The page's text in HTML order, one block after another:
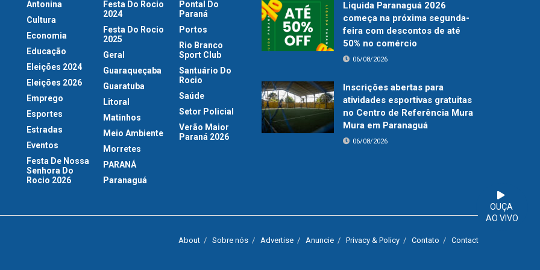
OUÇA
AO VIVO
Antonina
Cultura
Economia
Educação
Eleições 2024
Eleições 2026
Emprego
Esportes
Estradas
Eventos
Festa De Nossa
Senhora Do
Rocio 2026
Festa Do Rocio
2024
Festa Do Rocio
2025
Geral
Guaraqueçaba
Guaratuba
Litoral
Matinhos
Meio Ambiente
Morretes
PARANÁ
Paranaguá
Pontal Do
Paraná
Portos
Rio Branco
Sport Club
Santuário Do
Rocio
Saúde
Setor Policial
Verão Maior
Paraná 2026
Liquida Paranaguá 2026
começa na próxima segunda-
feira com descontos de até
50% no comércio
06/08/2026
Inscrições abertas para
atividades esportivas gratuitas
no Centro de Referência Mura
Mura em Paranaguá
06/08/2026
About Sobre nós Advertise Anuncie Privacy & Policy Contato Contact